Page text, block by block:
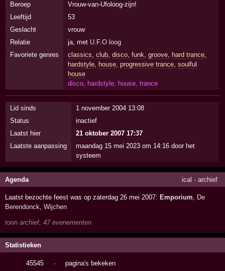
Beroep
Vrouw-van-Ufoloog-zijn!
Leeftijd
53
Geslacht
vrouw
Relatie
ja, met U.F.O loog
Favoriete genres
classics, club, disco, funk, groove, hard trance,
hardstyle, house, progressive trance, soulful
house
disco, hardstyle, house, trance
Lid sinds
1 november 2004 13:08
Status
inactief
Laatst hier
21 oktober 2007 17:37
Laatste aanpassing
maandag 15 mei 2023 om 14:16 door het
systeem
Agenda ical · archief
Laatst bezochte feest was op zaterdag 26 mei 2007:Emporium
De
Berendonck ,Wijchen
toon archief, 47 evenementen
Statistieken
45545 ·
pagina's bekeken